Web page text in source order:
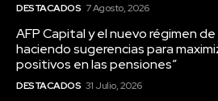
DESTACADOS 7 Agosto, 2026
AFP Capital y el nuevo régimen
haciendo sugerencias para
positivos en las pensiones”
DESTACADOS 31 Julio, 2026